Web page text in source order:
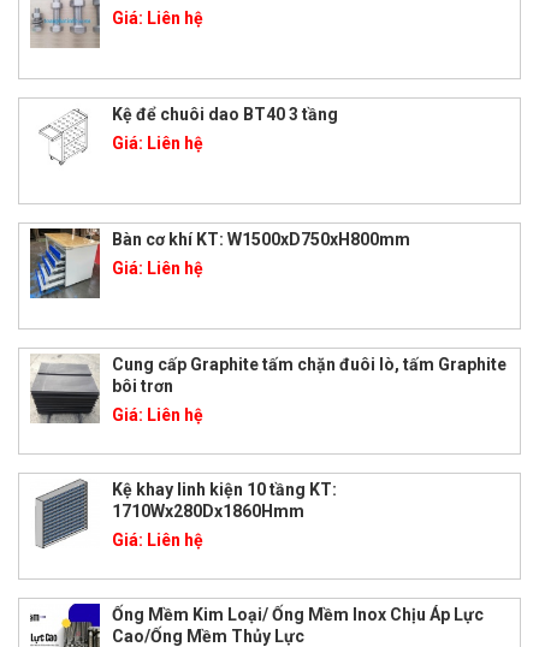
Giá: Liên hệ
Kệ để chuôi dao BT40 3 tầng
Giá: Liên hệ
Bàn cơ khí KT: W1500xD750xH800mm
Giá: Liên hệ
Cung cấp Graphite tấm chặn đuôi lò, tấm Graphite
bôi trơn
Giá: Liên hệ
Kệ khay linh kiện 10 tầng KT:
1710Wx280Dx1860Hmm
Giá: Liên hệ
Ống Mềm Kim Loại/ Ống Mềm Inox Chịu Áp Lực
Cao/Ống Mềm Thủy Lực